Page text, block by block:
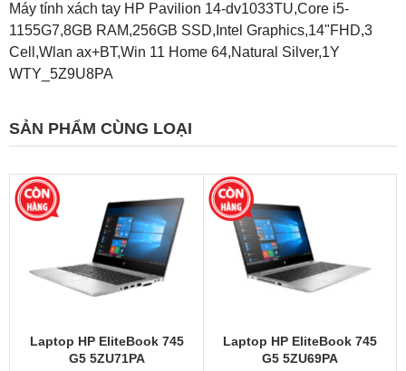
Máy tính xách tay HP Pavilion 14-dv1033TU,Core i5-
1155G7,8GB RAM,256GB SSD,Intel Graphics,14"FHD,3
Cell,Wlan ax+BT,Win 11 Home 64,Natural Silver,1Y
WTY_5Z9U8PA
SẢN PHẨM CÙNG LOẠI
Laptop HP EliteBook 745
G5 5ZU71PA
Laptop HP EliteBook 745
G5 5ZU69PA